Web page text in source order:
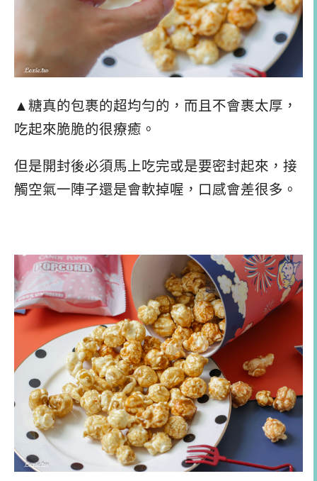
▲糖真的包裹的超均勻的，而且不會裹太厚，
吃起來脆脆的很療癒。
但是開封後必須馬上吃完或是要密封起來，接
觸空氣一陣子還是會軟掉喔，口感會差很多。